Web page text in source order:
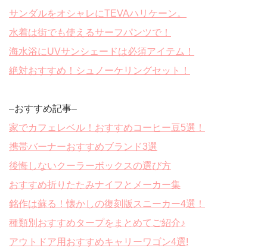
サンダルをオシャレにTEVAハリケーン。
水着は街でも使えるサーフパンツで！
海水浴にUVサンシェードは必須アイテム！
絶対おすすめ！シュノーケリングセット！
–おすすめ記事–
家でカフェレベル！おすすめコーヒー豆5選！
携帯バーナーおすすめブランド3選
後悔しないクーラーボックスの選び方
おすすめ折りたたみナイフとメーカー集
銘作は蘇る！懐かしの復刻版スニーカー4選！
種類別おすすめタープをまとめてご紹介♪
アウトドア用おすすめキャリーワゴン4選!